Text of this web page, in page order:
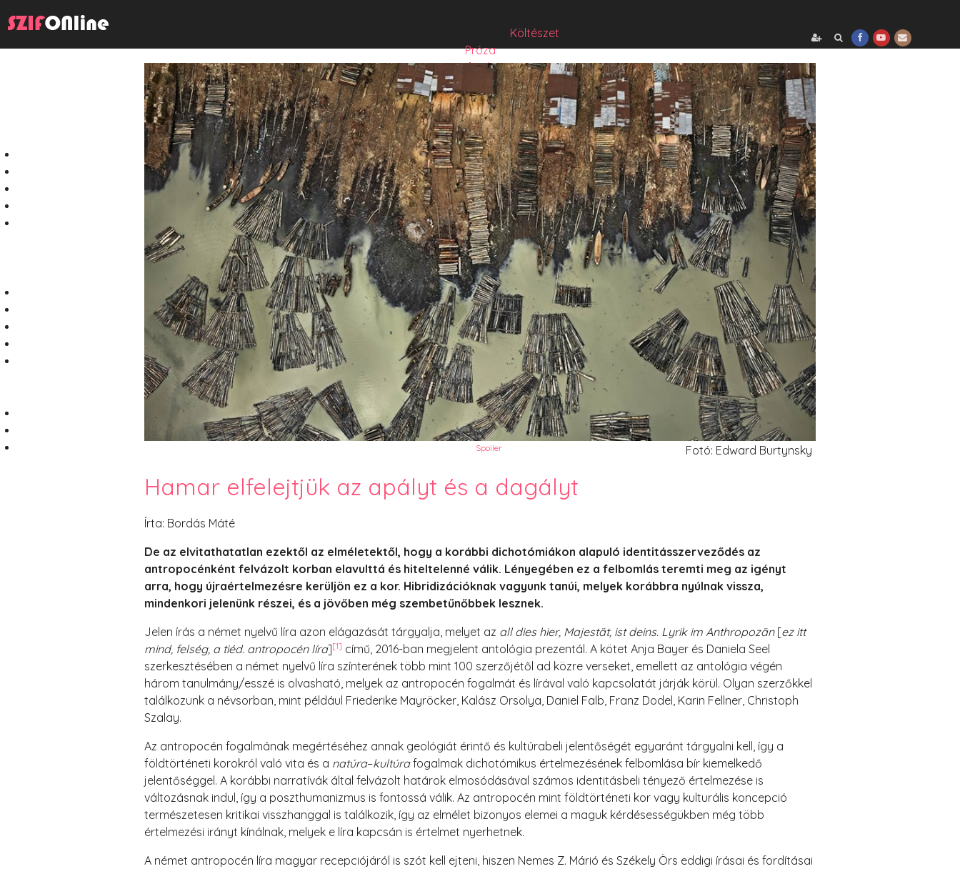
Költészet
Próza
Műfordítás
Mese
Folyó/irat/mentés
Sorozat
Hibrid
Hasznos szöveg
Józsefet nem kérdezte senki
Csízió
HISZTI
comicON
PesText
PesText 2021
PesText 2022
PesText 2023
PesText 2024
PesText 2025
+SZIF
HNB
Eronim Mox szakácskönyve
Spoiler
Fotó: Edward Burtynsky
Hamar elfelejtjük az apályt és a dagályt
Írta: Bordás Máté
De az elvitathatatlan ezektől az elméletektől, hogy a korábbi dichotómiákon alapuló identitásszerveződés az
antropocénként felvázolt korban elavulttá és hiteltelenné válik. Lényegében ez a felbomlás teremti meg az igényt
arra, hogy újraértelmezésre kerüljön ez a kor. Hibridizációknak vagyunk tanúi, melyek korábbra nyúlnak vissza,
mindenkori jelenünk részei, és a jövőben még szembetűnőbbek lesznek.
Jelen írás a német nyelvű líra azon elágazását tárgyalja, melyet az all dies hier, Majestät, ist deins. Lyrik im Anthropozän [ez itt
mind, felség, a tiéd. antropocén líra][1] című, 2016-ban megjelent antológia prezentál. A kötet Anja Bayer és Daniela Seel
szerkesztésében a német nyelvű líra színterének több mint 100 szerzőjétől ad közre verseket, emellett az antológia végén
három tanulmány/esszé is olvasható, melyek az antropocén fogalmát és lírával való kapcsolatát járják körül. Olyan szerzőkkel
találkozunk a névsorban, mint például Friederike Mayröcker, Kalász Orsolya, Daniel Falb, Franz Dodel, Karin Fellner, Christoph
Szalay.
Az antropocén fogalmának megértéséhez annak geológiát érintő és kultúrabeli jelentőségét egyaránt tárgyalni kell, így a
földtörténeti korokról való vita és a natúra–kultúrafogalmak dichotómikus értelmezésének felbomlása bír kiemelkedő
jelentőséggel. A korábbi narratívák által felvázolt határok elmosódásával számos identitásbeli tényező értelmezése is
változásnak indul, így a poszthumanizmus is fontossá válik. Az antropocén mint földtörténeti kor vagy kulturális koncepció
természetesen kritikai visszhanggal is találkozik, így az elmélet bizonyos elemei a maguk kérdésességükben még több
értelmezési irányt kínálnak, melyek e líra kapcsán is értelmet nyerhetnek.
A német antropocén líra magyar recepciójáról is szót kell ejteni, hiszen Nemes Z. Márió és Székely Örs eddigi írásai és fordításai